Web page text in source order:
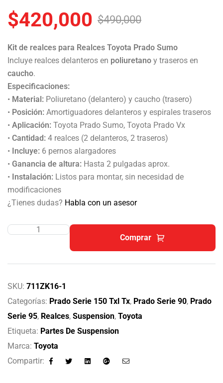
$490,000
$420,000
Kit de realces para Realces Toyota Prado Sumo
Incluye realces delanteros en poliuretano y traseros en
caucho.
Especificaciones:
• Material: Poliuretano (delantero) y caucho (trasero)
• Posición: Amortiguadores delanteros y espirales traseros
• Aplicación: Toyota Prado Sumo, Toyota Prado Vx
• Cantidad: 4 realces (2 delanteros, 2 traseros)
• Incluye: 6 pernos alargadores
• Ganancia de altura: Hasta 2 pulgadas aprox.
• Instalación: Listos para montar, sin necesidad de
modificaciones
¿Tienes dudas? Habla con un asesor
Comprar
SKU: 711ZK16-1
Categorías: Prado Serie 150 Txl Tx, Prado Serie 90, Prado
Serie 95, Realces, Suspension, Toyota
Etiqueta: Partes De Suspension
Marca: Toyota
Compartir: